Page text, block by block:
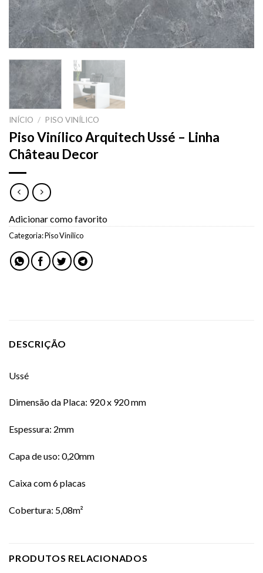
INÍCIO / PISO VINÍLICO
Piso Vinílico Arquitech Ussé – Linha
Château Decor
Adicionar como favorito
Categoria:Piso Vinílico
DESCRIÇÃO
Ussé
Dimensão da Placa: 920 x 920 mm
Espessura: 2mm
Capa de uso: 0,20mm
Caixa com 6 placas
Cobertura: 5,08m²
PRODUTOS RELACIONADOS